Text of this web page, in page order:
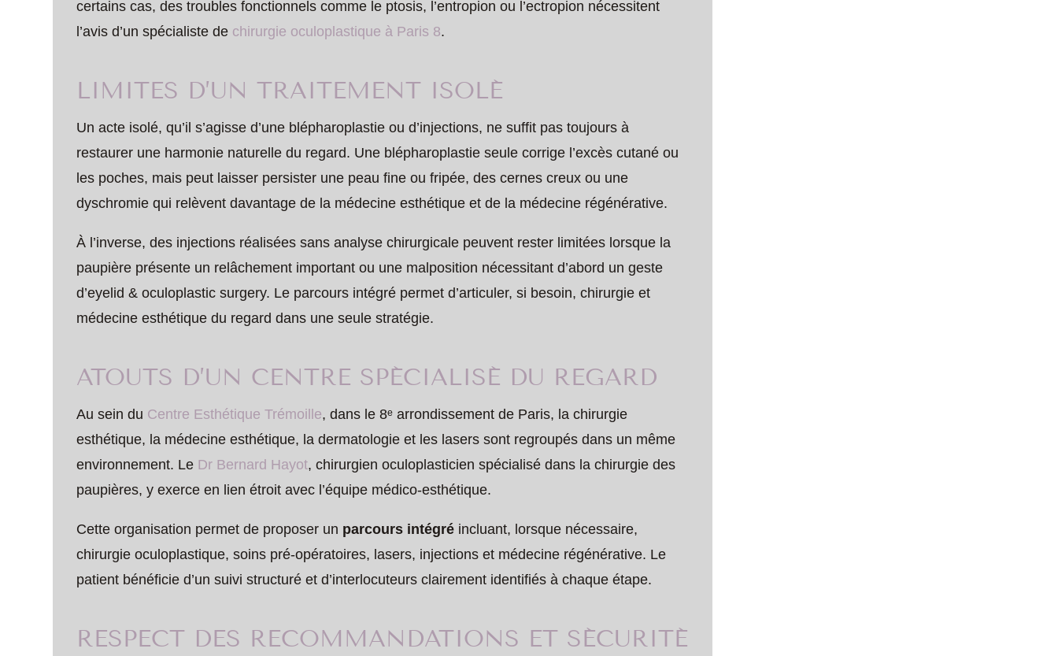
certains cas, des troubles fonctionnels comme le ptosis, l’entropion ou l’ectropion nécessitent
l’avis d’un spécialiste de chirurgie oculoplastique à Paris 8.
LIMITES D’UN TRAITEMENT ISOLÉ
Un acte isolé, qu’il s’agisse d’une blépharoplastie ou d’injections, ne suffit pas toujours à
restaurer une harmonie naturelle du regard. Une blépharoplastie seule corrige l’excès cutané ou
les poches, mais peut laisser persister une peau fine ou fripée, des cernes creux ou une
dyschromie qui relèvent davantage de la médecine esthétique et de la médecine régénérative.
À l’inverse, des injections réalisées sans analyse chirurgicale peuvent rester limitées lorsque la
paupière présente un relâchement important ou une malposition nécessitant d’abord un geste
d’eyelid & oculoplastic surgery. Le parcours intégré permet d’articuler, si besoin, chirurgie et
médecine esthétique du regard dans une seule stratégie.
ATOUTS D’UN CENTRE SPÉCIALISÉ DU REGARD
Au sein du Centre Esthétique Trémoille, dans le 8ᵉ arrondissement de Paris, la chirurgie
esthétique, la médecine esthétique, la dermatologie et les lasers sont regroupés dans un même
environnement. Le Dr Bernard Hayot, chirurgien oculoplasticien spécialisé dans la chirurgie des
paupières, y exerce en lien étroit avec l’équipe médico-esthétique.
Cette organisation permet de proposer un parcours intégré incluant, lorsque nécessaire,
chirurgie oculoplastique, soins pré-opératoires, lasers, injections et médecine régénérative. Le
patient bénéficie d’un suivi structuré et d’interlocuteurs clairement identifiés à chaque étape.
RESPECT DES RECOMMANDATIONS ET SÉCURITÉ